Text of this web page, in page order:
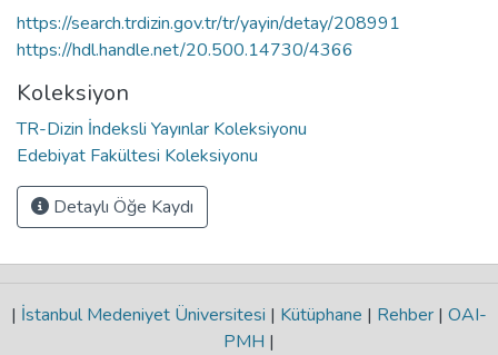
https://search.trdizin.gov.tr/tr/yayin/detay/208991
https://hdl.handle.net/20.500.14730/4366
Koleksiyon
TR-Dizin İndeksli Yayınlar Koleksiyonu
Edebiyat Fakültesi Koleksiyonu
Detaylı Öğe Kaydı
| İstanbul Medeniyet Üniversitesi | Kütüphane | Rehber | OAI-
PMH |